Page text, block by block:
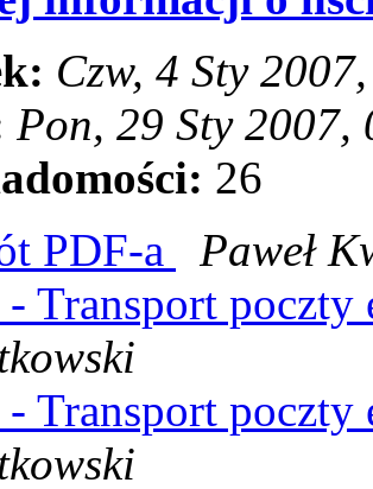
Czw, 4 Sty
Pon, 29 Sty
26
PDF-a
Paweł
Transport
Transport